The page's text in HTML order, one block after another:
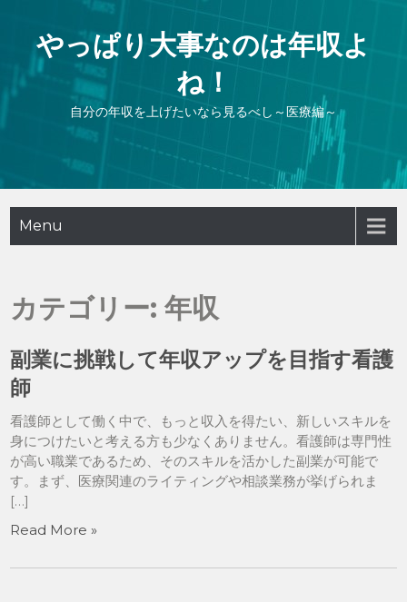
contentやっぱり大事なのは年収よ
ね！
自分の年収を上げたいなら見るべし～医療編～
Menu
カテゴリー:年収
副業に挑戦して年収アップを目指す看護
師
看護師として働く中で、もっと収入を得たい、新しいスキルを
身につけたいと考える方も少なくありません。看護師は専門性
が高い職業であるため、そのスキルを活かした副業が可能で
す。まず、医療関連のライティングや相談業務が挙げられま
[…]
Read More »